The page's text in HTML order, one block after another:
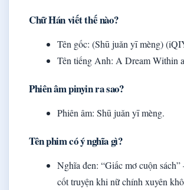
Chữ Hán viết thế nào?
Tên gốc: (Shū juǎn yī mèng)
Tên tiếng Anh: A Dream Within
Phiên âm pinyin ra sao?
Phiên âm: Shū juǎn yī mèng.
Tên phim có ý nghĩa gì?
Nghĩa đen: “Giấc mơ cuộn sách”
cốt truyện khi nữ chính xuyên